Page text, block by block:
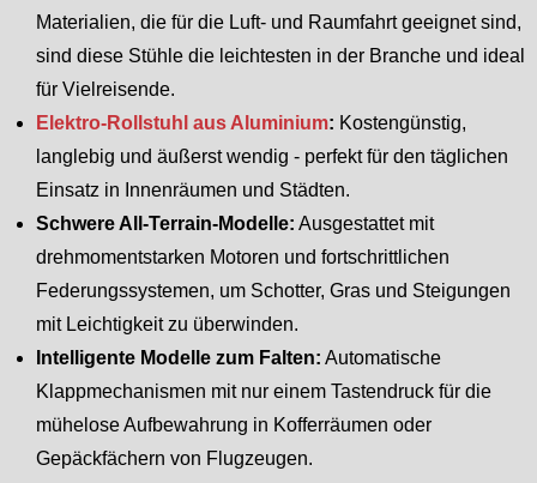
Materialien, die für die Luft- und Raumfahrt geeignet sind,
sind diese Stühle die leichtesten in der Branche und ideal
für Vielreisende.
Elektro-Rollstuhl aus Aluminium: Kostengünstig,
langlebig und äußerst wendig - perfekt für den täglichen
Einsatz in Innenräumen und Städten.
Schwere All-Terrain-Modelle: Ausgestattet mit
drehmomentstarken Motoren und fortschrittlichen
Federungssystemen, um Schotter, Gras und Steigungen
mit Leichtigkeit zu überwinden.
Intelligente Modelle zum Falten: Automatische
Klappmechanismen mit nur einem Tastendruck für die
mühelose Aufbewahrung in Kofferräumen oder
Gepäckfächern von Flugzeugen.